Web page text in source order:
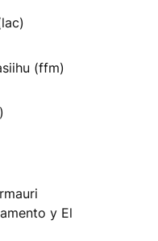
(ffm)
y El